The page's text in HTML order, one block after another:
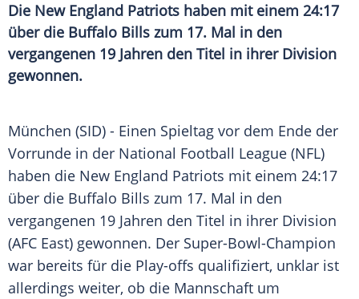
Die New England Patriots haben mit einem 24:17
über die Buffalo Bills zum 17. Mal in den
vergangenen 19 Jahren den Titel in ihrer Division
gewonnen.
München (SID) - Einen Spieltag vor dem Ende der
Vorrunde in der National Football League (NFL)
haben die New England Patriots mit einem 24:17
über die Buffalo Bills zum 17. Mal in den
vergangenen 19 Jahren den Titel in ihrer Division
(AFC East) gewonnen. Der Super-Bowl-Champion
war bereits für die Play-offs qualifiziert, unklar ist
allerdings weiter, ob die Mannschaft um